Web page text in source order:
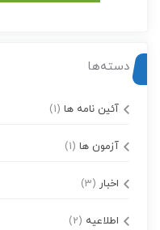
دسته‌ها
آئین نامه ها(1)
آزمون ها(1)
اخبار (3)
اطلاعیه (2)